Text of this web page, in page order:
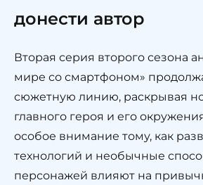
донести автор
Вторая серия второго сезона
мире со смартфоном»
сюжетную линию, раскрывая
главного героя и его
особое внимание тому, как
технологий и необычные
персонажей влияют на